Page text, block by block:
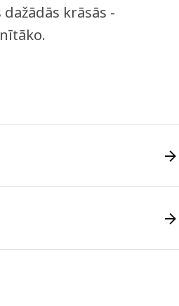
krāsās -